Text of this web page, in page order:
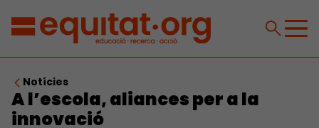
Notícies
A l’escola, aliances per a la
innovació